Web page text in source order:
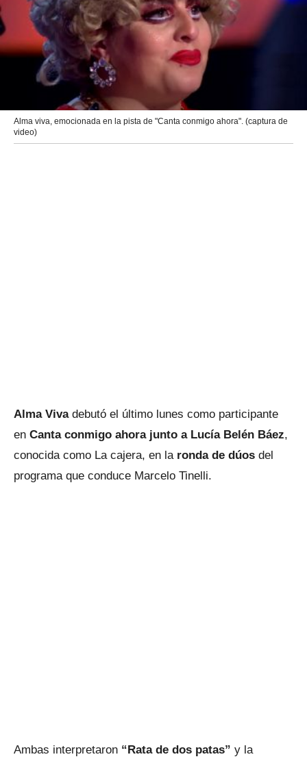
Alma viva, emocionada en la pista de "Canta conmigo ahora". (captura de
video)
Alma Vivadebutó el último lunes como participante
en Canta conmigo ahora junto a Lucía Belén Báez,
conocida como La cajera, en la ronda de dúos del
programa que conduce Marcelo Tinelli.
Ambas interpretaron “Rata de dos patas” y la